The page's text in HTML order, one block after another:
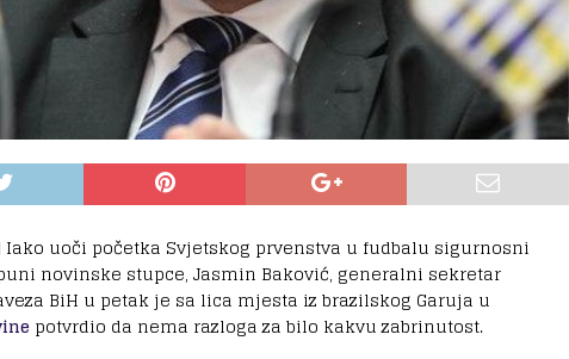
Iako uoči početka Svjetskog prvenstva u fudbalu sigurnosni
novinske stupce, Jasmin Baković, generalni sekretar
BiH u petak je sa lica mjesta iz brazilskog Garuja u
potvrdio da nema razloga za bilo kakvu zabrinutost.